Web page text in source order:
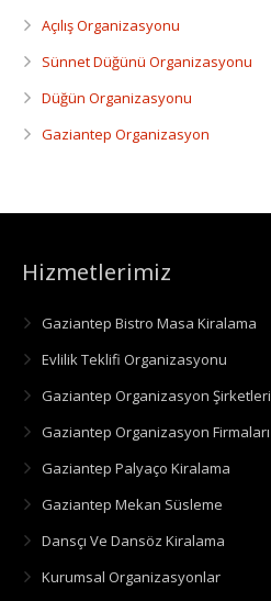
Açılış Organizasyonu
Sünnet Düğünü Organizasyonu
Düğün Organizasyonu
Gaziantep Organizasyon
Hizmetlerimiz
Gaziantep Bistro Masa Kiralama
Evlilik Teklifi Organizasyonu
Gaziantep Organizasyon Şirketleri
Gaziantep Organizasyon Firmaları
Gaziantep Palyaço Kiralama
Gaziantep Mekan Süsleme
Dansçı Ve Dansöz Kiralama
Kurumsal Organizasyonlar